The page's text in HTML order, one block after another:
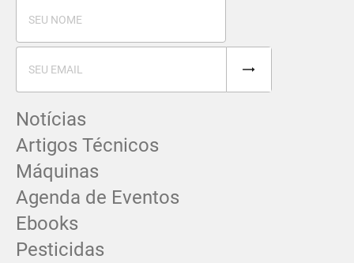
Notícias
Artigos Técnicos
Máquinas
Agenda de Eventos
Ebooks
Pesticidas